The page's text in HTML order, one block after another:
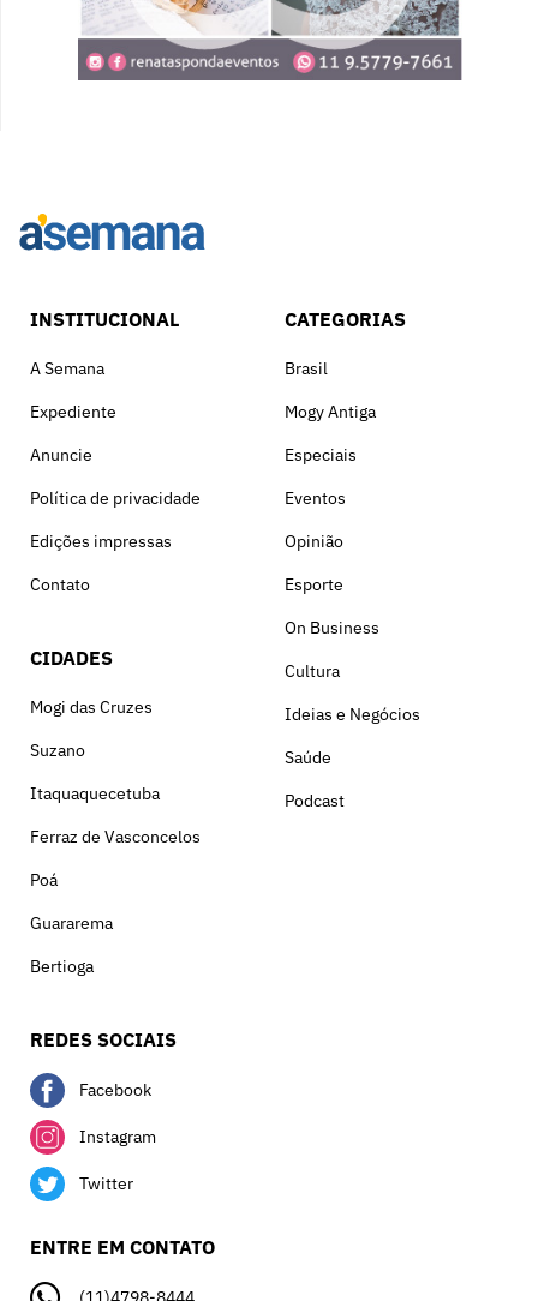
INSTITUCIONAL
A Semana
Expediente
Anuncie
Política de privacidade
Edições impressas
Contato
CIDADES
Mogi das Cruzes
Suzano
Itaquaquecetuba
Ferraz de Vasconcelos
Poá
Guararema
Bertioga
CATEGORIAS
Brasil
Mogy Antiga
Especiais
Eventos
Opinião
Esporte
On Business
Cultura
Ideias e Negócios
Saúde
Podcast
REDES SOCIAIS
Facebook
Instagram
Twitter
ENTRE EM CONTATO